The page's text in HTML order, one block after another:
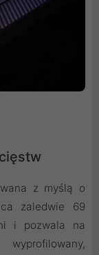
z myślą o
zaledwie 69
i pozwala na